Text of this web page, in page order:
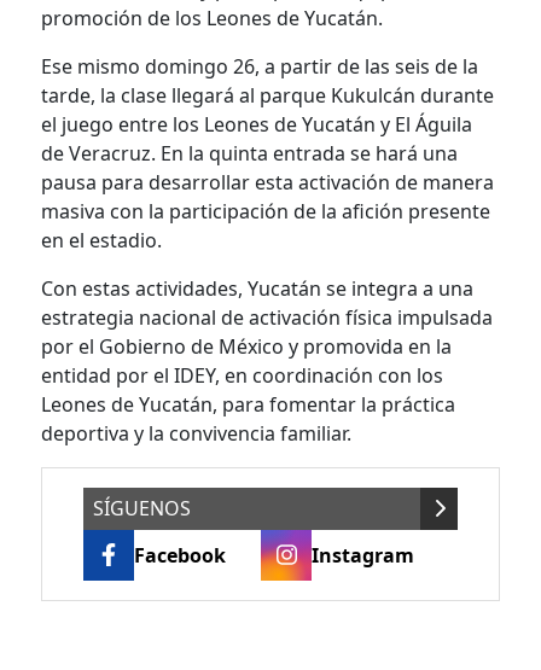
promoción de los Leones de Yucatán.
Ese mismo domingo 26, a partir de las seis de la
tarde, la clase llegará al parque Kukulcán durante
el juego entre los Leones de Yucatán y El Águila
de Veracruz. En la quinta entrada se hará una
pausa para desarrollar esta activación de manera
masiva con la participación de la afición presente
en el estadio.
Con estas actividades, Yucatán se integra a una
estrategia nacional de activación física impulsada
por el Gobierno de México y promovida en la
entidad por el IDEY, en coordinación con los
Leones de Yucatán, para fomentar la práctica
deportiva y la convivencia familiar.
SÍGUENOS
Facebook
Instagram